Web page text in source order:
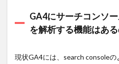
機能
はあ
るの
1.2
GA4にサーチコンソ
を解析する機能はある
現状GA4には、search console